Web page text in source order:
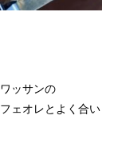
ッサンの
ェオレとよく合い